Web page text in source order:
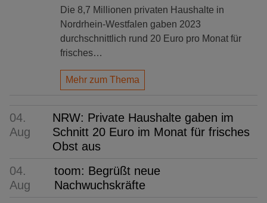
Die 8,7 Millionen privaten Haushalte in
Nordrhein-Westfalen gaben 2023
durchschnittlich rund 20 Euro pro Monat für
frisches…
Mehr zum Thema
04.
Aug
NRW: Private Haushalte gaben im
Schnitt 20 Euro im Monat für frisches
Obst aus
04.
Aug
toom: Begrüßt neue
Nachwuchskräfte